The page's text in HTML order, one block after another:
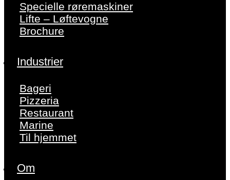
Specielle røremaskiner
Lifte – Løftevogne
Brochure
Industrier
Bageri
Pizzeria
Restaurant
Marine
Til hjemmet
Om